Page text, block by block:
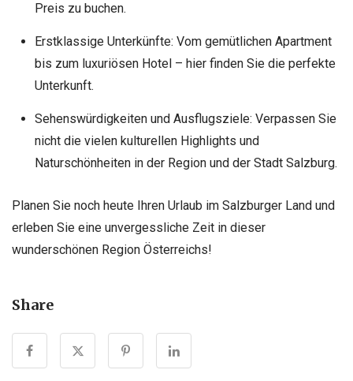
Preis zu buchen.
Erstklassige Unterkünfte: Vom gemütlichen Apartment
bis zum luxuriösen Hotel – hier finden Sie die perfekte
Unterkunft.
Sehenswürdigkeiten und Ausflugsziele: Verpassen Sie
nicht die vielen kulturellen Highlights und
Naturschönheiten in der Region und der Stadt Salzburg.
Planen Sie noch heute Ihren Urlaub im Salzburger Land und
erleben Sie eine unvergessliche Zeit in dieser
wunderschönen Region Österreichs!
Share